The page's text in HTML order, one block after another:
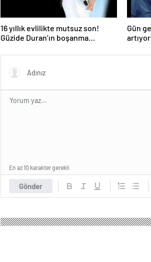
16 yıllık evlilikte mutsuz son!
Güzide Duran’ın boşanma
Gün
Gönder
En az 10 karakter gerekli